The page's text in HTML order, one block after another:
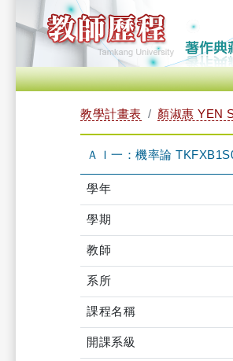
教學計畫表 顏淑惠 YEN
ＡＩ一：機率論
學年
學期
教師
系所
課程名稱
開課系級